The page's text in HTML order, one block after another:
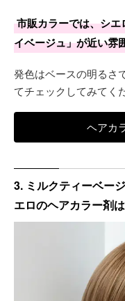
市販カラーでは、シ
イベージュ」が近い雰
発色はベースの明るさ
てチェックしてみてく
ヘアカ
3. ミルクティーベー
エロのヘアカラー剤